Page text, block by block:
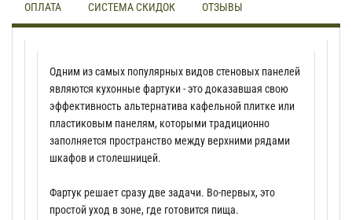
ОПЛАТА СИСТЕМА СКИДОК ОТЗЫВЫ
Одним из самых популярных видов стеновых панелей
являются кухонные фартуки - это доказавшая свою
эффективность альтернатива кафельной плитке или
пластиковым панелям, которыми традиционно
заполняется пространство между верхними рядами
шкафов и столешницей.
Фартук решает сразу две задачи. Во-первых, это
простой уход в зоне, где готовится пища.